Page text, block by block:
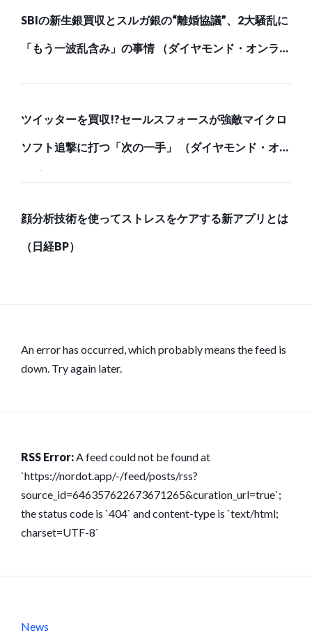
SBIの新生銀買収とスルガ銀の“離婚協議”、2大騒乱に
「もう一波乱含み」の事情 （ダイヤモンド・オンライ
ツイッターを買収!?セールスフォースが強敵マイクロ
ソフト追撃に打つ「次の一手」 （ダイヤモンド・オン
ライン）
顔分析技術を使ってストレスをケアする新アプリとは
（日経BP）
An error has occurred, which probably means the feed is
down. Try again later.
RSS Error:A feed could not be found at
`https://nordot.app/-/feed/posts/rss?
source_id=646357622673671265&curation_url=true`;
the status code is `404` and content-type is `text/html;
charset=UTF-8`
News